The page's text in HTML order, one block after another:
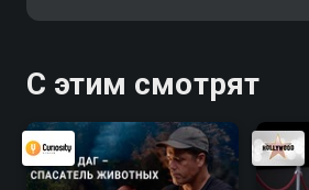
С этим смотрят